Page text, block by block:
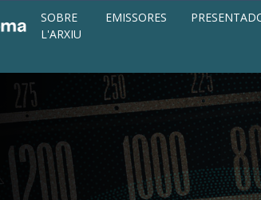
SOBRE
L'ARXIU
EMISSORES